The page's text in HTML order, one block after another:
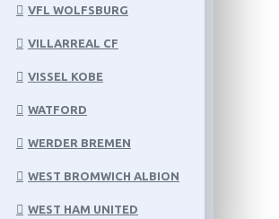
VFL WOLFSBURG
VILLARREAL CF
VISSEL KOBE
WATFORD
WERDER BREMEN
WEST BROMWICH ALBION
WEST HAM UNITED